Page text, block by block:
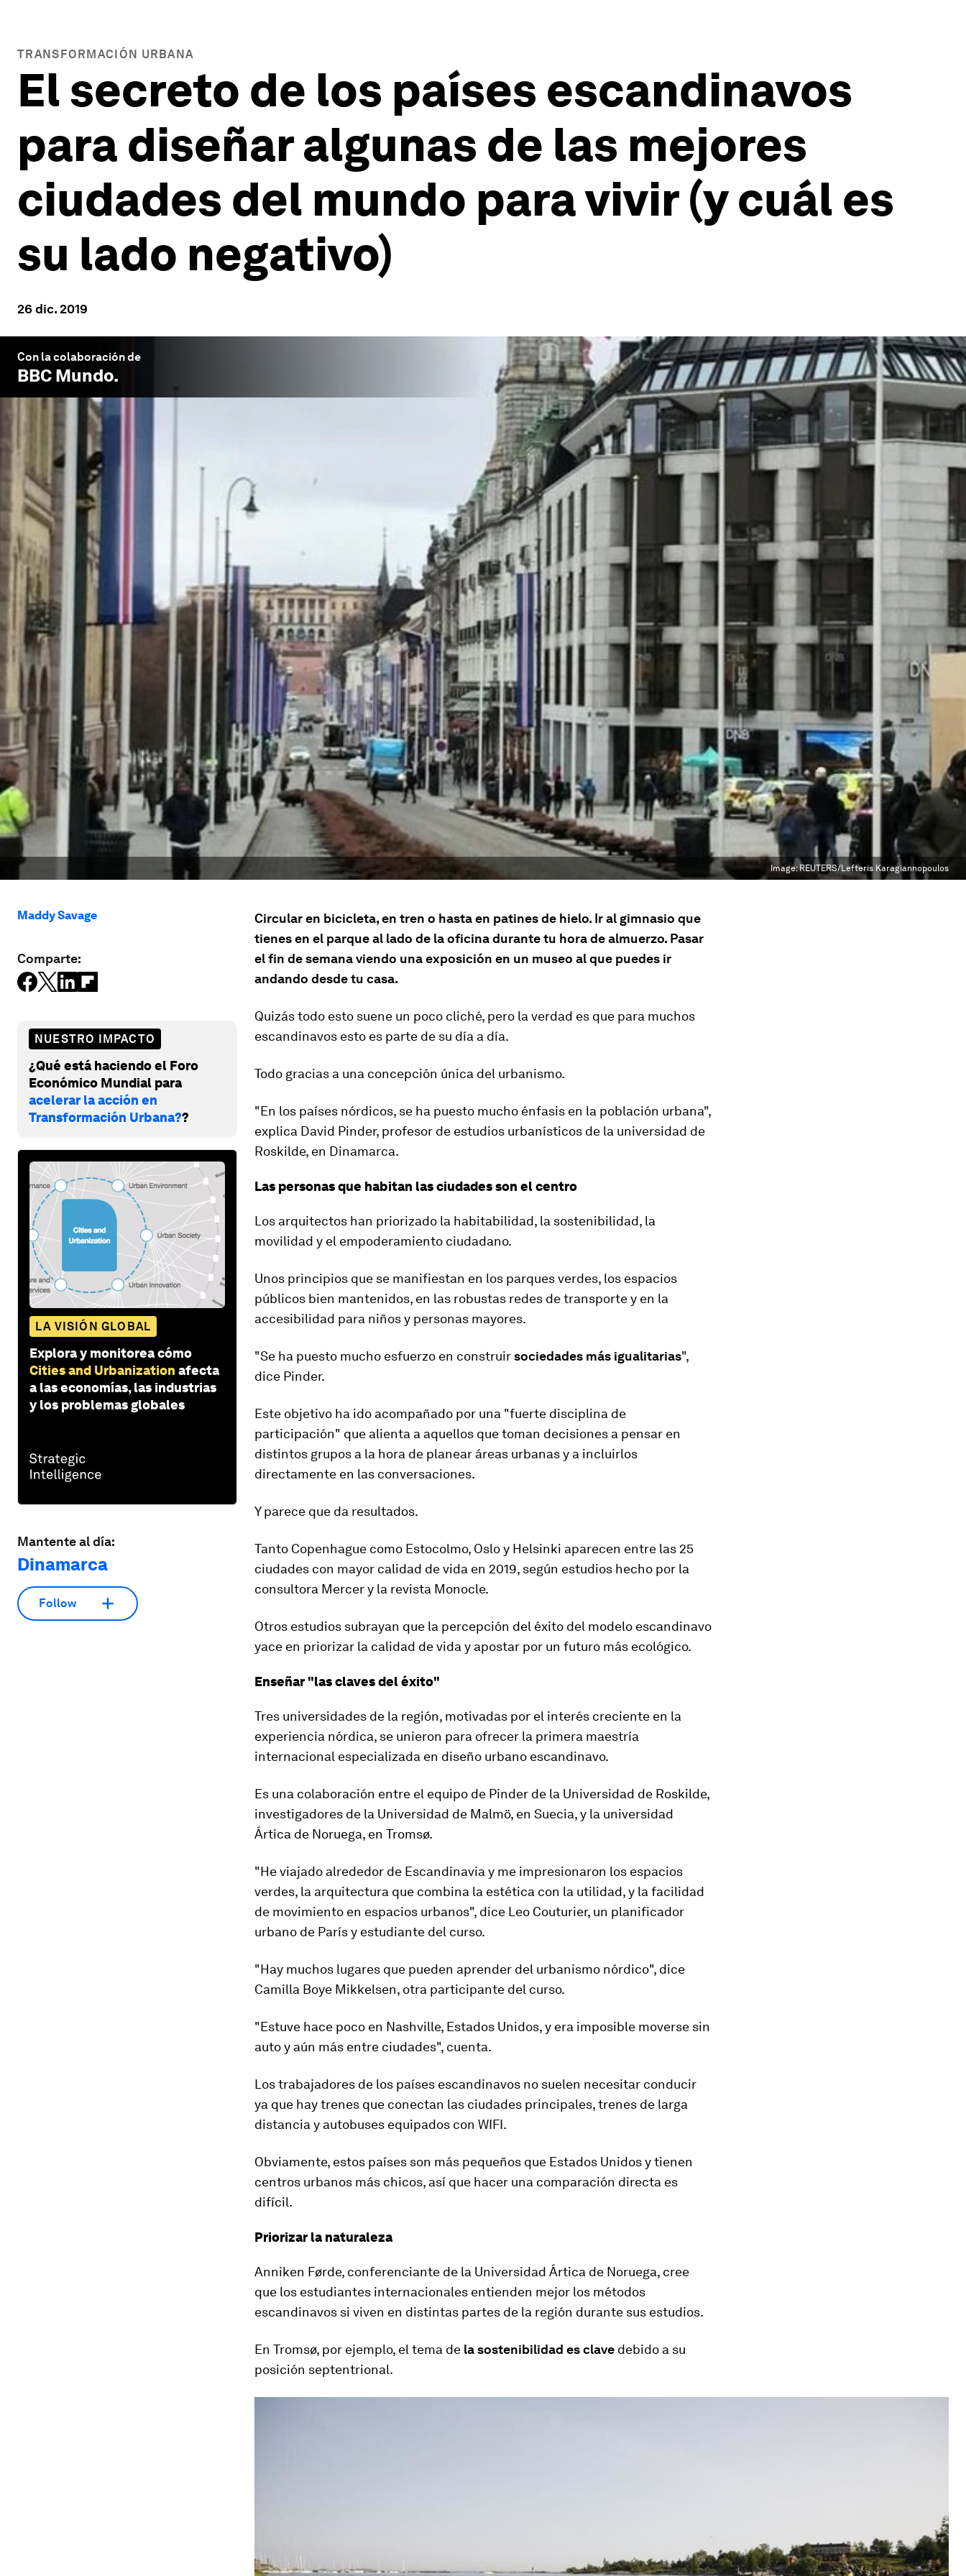
TRANSFORMACIÓN URBANA
El secreto de los países escandinavos
para diseñar algunas de las mejores
ciudades del mundo para vivir (y cuál es
su lado negativo)
26 dic. 2019
Con la colaboración de
BBC Mundo.
Image:REUTERS/Lefteris Karagiannopoulos
Maddy Savage
Comparte:
NUESTRO IMPACTO
¿Qué está haciendo el Foro
Económico Mundial para
acelerar la acción en
Transformación Urbana??
LA VISIÓN GLOBAL
Explora y monitorea cómo
Cities and Urbanization afecta
a las economías, las industrias
y los problemas globales
Mantente al día:
Dinamarca
Follow
Circular en bicicleta, en tren o hasta en patines de hielo. Ir al gimnasio que
tienes en el parque al lado de la oficina durante tu hora de almuerzo. Pasar
el fin de semana viendo una exposición en un museo al que puedes ir
andando desde tu casa.
Quizás todo esto suene un poco cliché, pero la verdad es que para muchos
escandinavos esto es parte de su día a día.
Todo gracias a una concepción única del urbanismo.
"En los países nórdicos, se ha puesto mucho énfasis en la población urbana",
explica David Pinder, profesor de estudios urbanísticos de la universidad de
Roskilde, en Dinamarca.
Las personas que habitan las ciudades son el centro
Los arquitectos han priorizado la habitabilidad, la sostenibilidad, la
movilidad y el empoderamiento ciudadano.
Unos principios que se manifiestan en los parques verdes, los espacios
públicos bien mantenidos, en las robustas redes de transporte y en la
accesibilidad para niños y personas mayores.
"Se ha puesto mucho esfuerzo en construirsociedades más igualitarias",
dice Pinder.
Este objetivo ha ido acompañado por una "fuerte disciplina de
participación" que alienta a aquellos que toman decisiones a pensar en
distintos grupos a la hora de planear áreas urbanas y a incluirlos
directamente en las conversaciones.
Y parece que da resultados.
Tanto Copenhague como Estocolmo, Oslo y Helsinki aparecen entre las 25
ciudades con mayor calidad de vida en 2019, según estudios hecho por la
consultora Mercer y la revista Monocle.
Otros estudios subrayan que la percepción del éxito del modelo escandinavo
yace en priorizar la calidad de vida y apostar por un futuro más ecológico.
Enseñar "las claves del éxito"
Tres universidades de la región, motivadas por el interés creciente en la
experiencia nórdica, se unieron para ofrecer la primera maestría
internacional especializada en diseño urbano escandinavo.
Es una colaboración entre el equipo de Pinder de la Universidad de Roskilde,
investigadores de la Universidad de Malmö, en Suecia, y la universidad
Ártica de Noruega, en Tromsø.
"He viajado alrededor de Escandinavia y me impresionaron los espacios
verdes, la arquitectura que combina la estética con la utilidad, y la facilidad
de movimiento en espacios urbanos", dice Leo Couturier, un planificador
urbano de París y estudiante del curso.
"Hay muchos lugares que pueden aprender del urbanismo nórdico", dice
Camilla Boye Mikkelsen, otra participante del curso.
"Estuve hace poco en Nashville, Estados Unidos, y era imposible moverse sin
auto y aún más entre ciudades", cuenta.
Los trabajadores de los países escandinavos no suelen necesitar conducir
ya que hay trenes que conectan las ciudades principales, trenes de larga
distancia y autobuses equipados con WIFI.
Obviamente, estos países son más pequeños que Estados Unidos y tienen
centros urbanos más chicos, así que hacer una comparación directa es
difícil.
Priorizar la naturaleza
Anniken Førde, conferenciante de la Universidad Ártica de Noruega, cree
que los estudiantes internacionales entienden mejor los métodos
escandinavos si viven en distintas partes de la región durante sus estudios.
En Tromsø, por ejemplo, el tema de la sostenibilidad es clave debido a su
posición septentrional.